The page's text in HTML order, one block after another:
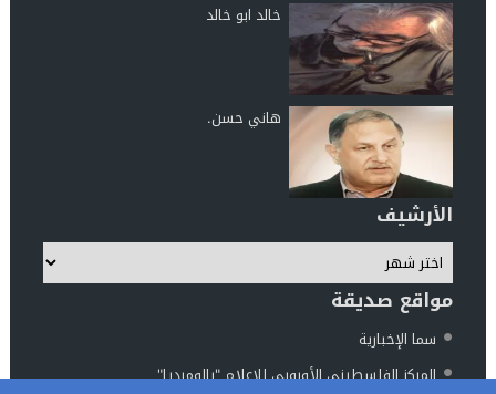
خالد ابو خالد
هاني حسن.
الأرشيف
مواقع صديقة
سما الإخبارية
المركز الفلسطيني الأوروبي للإعلام "بالوميديا"